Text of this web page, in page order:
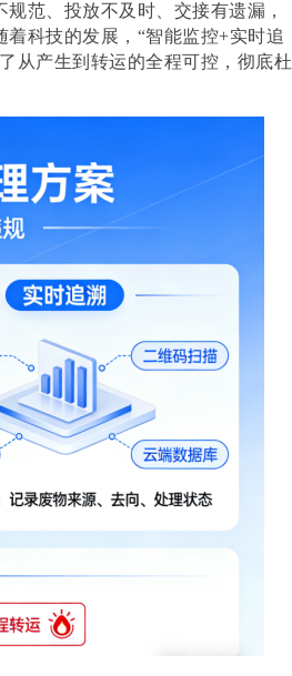
范、投放不及时、交接有遗漏，
科技的发展，“智能监控+实时追
从产生到转运的全程可控，彻底杜